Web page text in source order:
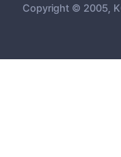
Copyright © 2005,